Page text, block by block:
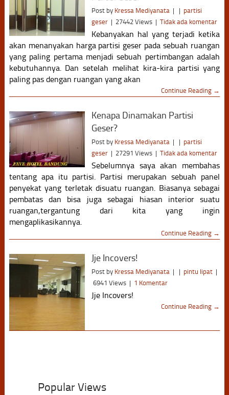
Post by Kressa Mediyanata | | partisi
geser | 27442 Views | Tidak ada komentar
Kebanyakan hal yang terjadi ketika
akan menanyakan harga partisi geser pada sebuah ruangan
yang paling pertama menjadi sebuah pertimbangan adalah
kebutuhannya. Dan setelah melihat kira-kira partisi yang
paling pas dengan ruangan yang akan
Continue Reading →
Kenapa Dinamakan Partisi
Geser?
Post by Kressa Mediyanata | | partisi
geser | 27291 Views | Tidak ada komentar
Sebelumnya saya akan membahas
tentang apa itu partisi. Partisi merupakan sebuah panel
penyekat yang terletak disuatu ruangan. Biasanya sebagai
pembatas dan bisa juga sebagai hiasan interior suatu
ruangan,tergantung dari kita yang ingin
mengaplikasikannya.
Continue Reading →
Jje Incovers!
Post by Kressa Mediyanata | | pintu lipat |
6941 Views | 1 Komentar
Jje Incovers!
Continue Reading →
Popular Views